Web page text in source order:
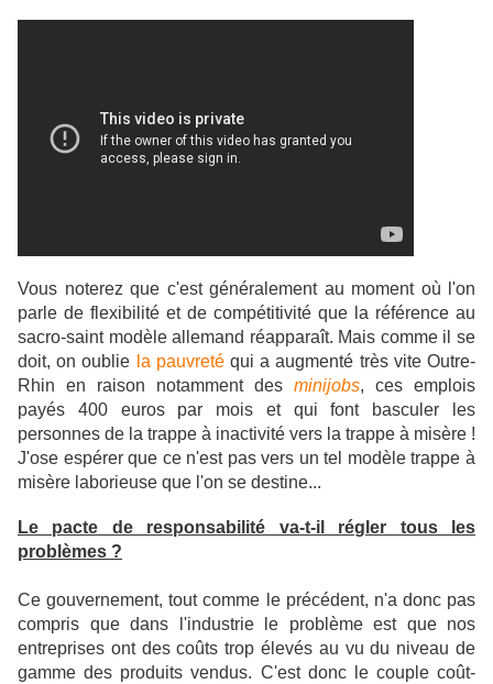
Vous noterez que c'est généralement au moment où l'on
parle de flexibilité et de compétitivité que la référence au
sacro-saint modèle allemand réapparaît. Mais comme il se
doit, on oublie la pauvretéqui a augmenté très vite Outre-
Rhin en raison notamment des minijobs, ces emplois
payés 400 euros par mois et qui font basculer les
personnes de la trappe à inactivité vers la trappe à misère !
J'ose espérer que ce n'est pas vers un tel modèle trappe à
misère laborieuse que l'on se destine...
Le pacte de responsabilité va-t-il régler tous les
problèmes ?
Ce gouvernement, tout comme le précédent, n'a donc pas
compris que dans l'industrie le problème est que nos
entreprises ont des coûts trop élevés au vu du niveau de
gamme des produits vendus. C'est donc le couple coût-